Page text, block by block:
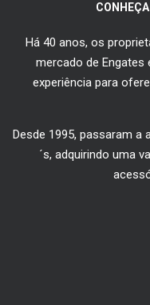
Há 40 anos, os
mercado de Engates
experiência para
Desde 1995, passaram a
´s, adquirindo uma